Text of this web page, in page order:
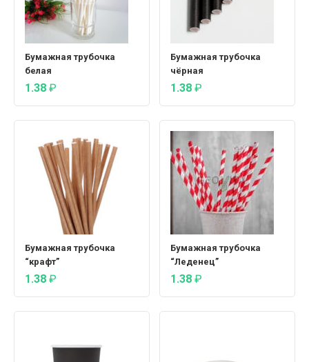
Бумажная трубочка
белая
1.38 ₽
Бумажная трубочка
чёрная
1.38 ₽
Бумажная трубочка
“крафт”
1.38 ₽
Бумажная трубочка
“Леденец”
1.38 ₽